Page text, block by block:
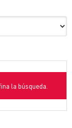
la búsqueda.